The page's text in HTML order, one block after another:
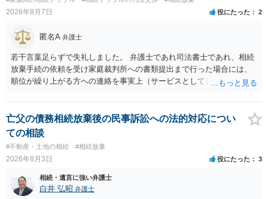
2026年8月7日 役にたった 2
匿名A 弁護士
若干言葉足らずで失礼しました。 弁護士であれ司法書士であれ、相続
放棄手続の依頼を受け家庭裁判所への書類提出まで行った場合には、
順位が繰り上がる方への連絡を事実上（サービスとして）行うことは
できない、という意味でした。
亡父の債務相続放棄後の民事訴訟への法的対応につい
ての相談
#不動産・土地の相続 #相続放棄
2026年8月3日 役にたった 3
相続・遺言に強い弁護士
白井 弘昭 弁護士